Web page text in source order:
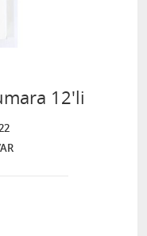
12'li